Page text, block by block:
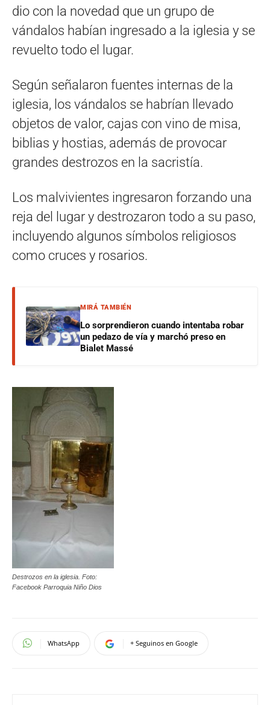
dio con la novedad que un grupo de
vándalos habían ingresado a la iglesia y se
revuelto todo el lugar.
Según señalaron fuentes internas de la
iglesia, los vándalos se habrían llevado
objetos de valor, cajas con vino de misa,
biblias y hostias, además de provocar
grandes destrozos en la sacristía.
Los malvivientes ingresaron forzando una
reja del lugar y destrozaron todo a su paso,
incluyendo algunos símbolos religiosos
como cruces y rosarios.
MIRÁ TAMBIÉN
Lo sorprendieron cuando intentaba robar
un pedazo de vía y marchó preso en
Bialet Massé
Destrozos en la iglesia. Foto:
Facebook Parroquia Niño Dios
WhatsApp + Seguinos en Google